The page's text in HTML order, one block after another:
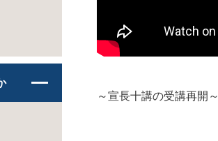
～宣長十講の受講再開～